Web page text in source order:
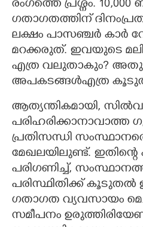
രംഗത്തെ പ്രശ്നം.
ഗതാഗതത്തിന്
ലക്ഷം പാസഞ്ചർ കാർ
മറക്കരുത്. ഇവയുടെ
എത്ര വലുതാകും?​
അപകടങ്ങൾഎത്ര
ആത്യന്തികമായി,​
പ്രതിസന്ധി
മേഖലയിലുണ്ട്.
പരിഗണിച്ച്,​
പരിസ്ഥിതിക്ക് കൂടുതൽ
ഗതാഗത വ്യവസായം
സമീപനം